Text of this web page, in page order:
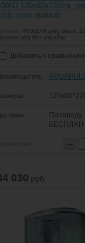
120х80х220см.
п), угол правый.
4006D R grey black,
в/п) без коробки
Добавить к сравнению
По городу
−
030 руб.